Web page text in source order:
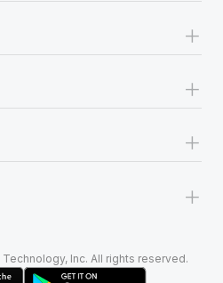
+
+
+
+
Inc. All rights reserved.